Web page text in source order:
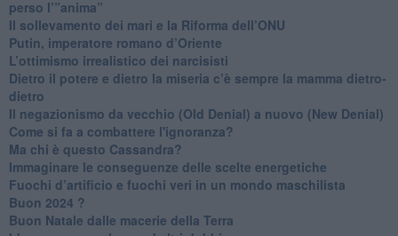
perso l’”anima”
​Il sollevamento dei mari e la Riforma dell’ONU
Putin, imperatore romano d’Oriente
​L’ottimismo irrealistico dei narcisisti
​Dietro il potere e dietro la miseria c’è sempre la mamma dietro-
dietro
Il negazionismo da vecchio (Old Denial) a nuovo (New Denial)
Come si fa a combattere l'ignoranza?
Ma chi è questo Cassandra?
Immaginare le conseguenze delle scelte energetiche
​Fuochi d’artificio e fuochi veri in un mondo maschilista
Buon 2024 ?
​Buon Natale dalle macerie della Terra